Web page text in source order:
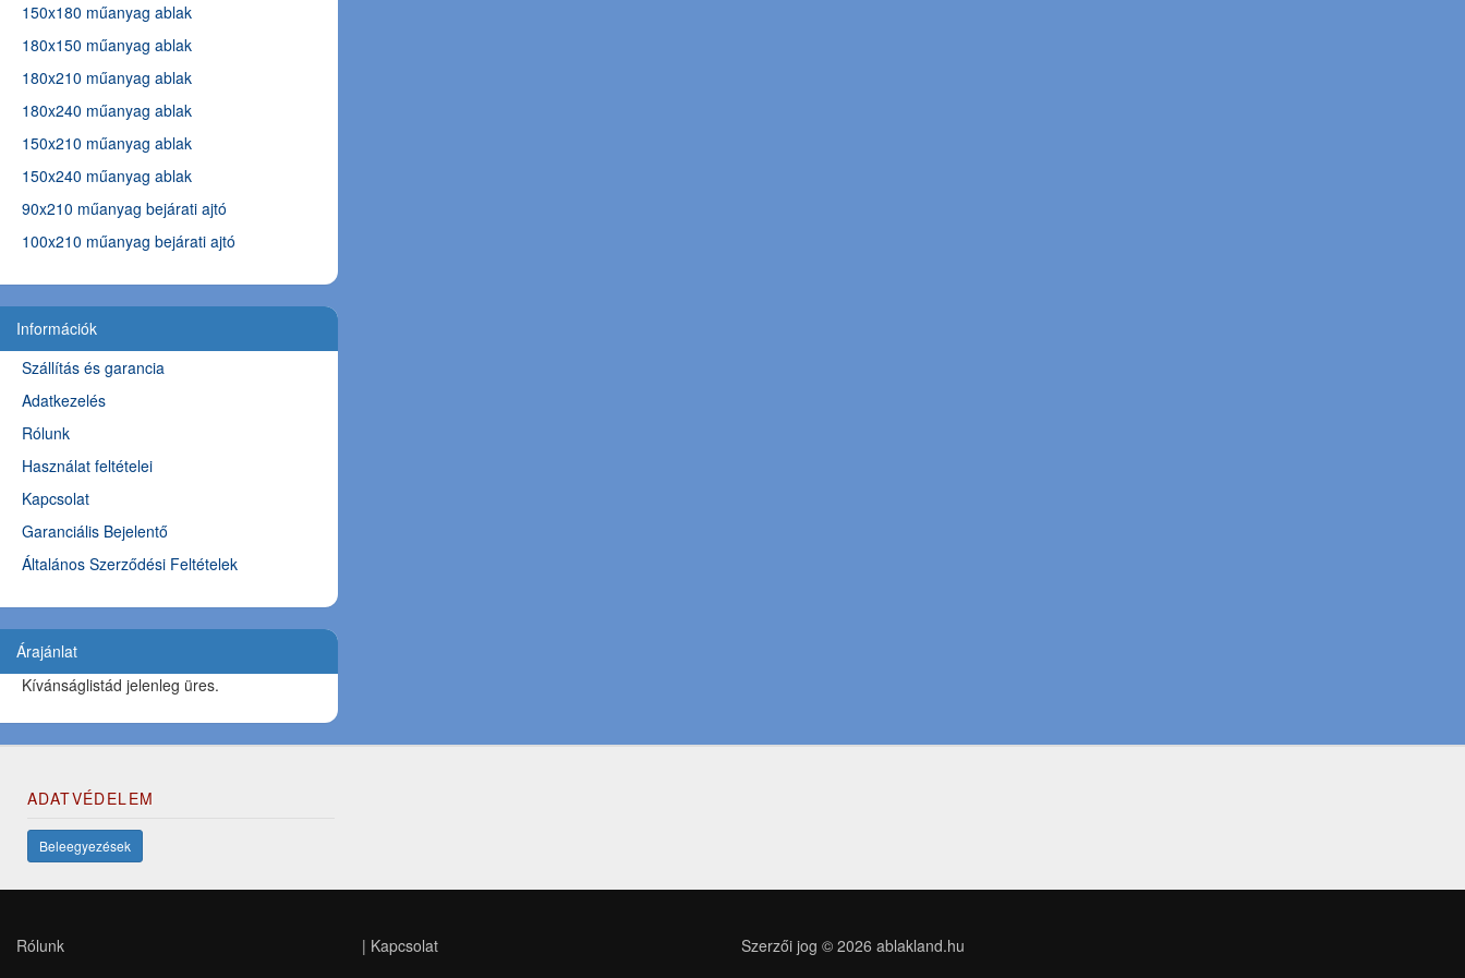
150x180 műanyag ablak
180x150 műanyag ablak
180x210 műanyag ablak
180x240 műanyag ablak
150x210 műanyag ablak
150x240 műanyag ablak
90x210 műanyag bejárati ajtó
100x210 műanyag bejárati ajtó
Információk
Szállítás és garancia
Adatkezelés
Rólunk
Használat feltételei
Kapcsolat
Garanciális Bejelentő
Általános Szerződési Feltételek
Árajánlat
Kívánságlistád jelenleg üres.
ADATVÉDELEM
Beleegyezések
Rólunk | Kapcsolat Szerzői jog © 2026 ablakland.hu